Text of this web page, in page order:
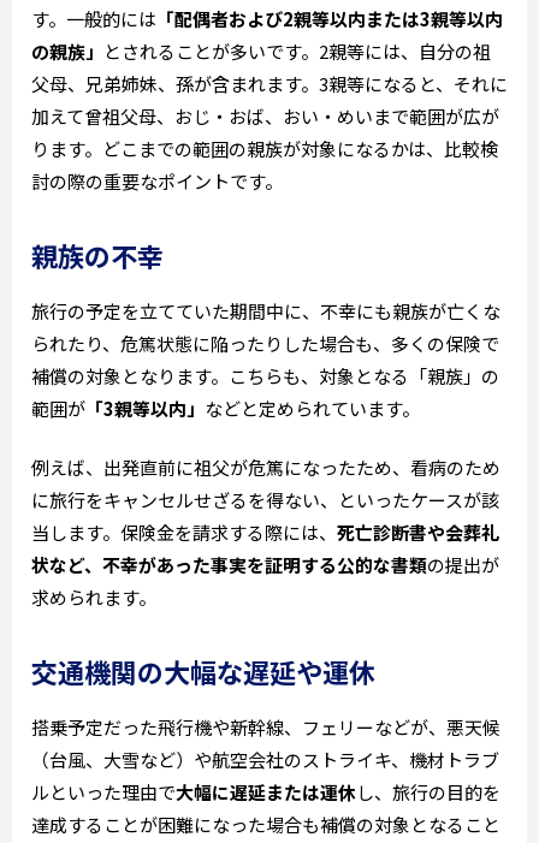
す。一般的には 「配偶者および2親等以内または3親等以内
の親族」 とされることが多いです。2親等には、自分の祖
父母、兄弟姉妹、孫が含まれます。3親等になると、それに
加えて曾祖父母、おじ・おば、おい・めいまで範囲が広が
ります。どこまでの範囲の親族が対象になるかは、比較検
討の際の重要なポイントです。
親族の不幸
旅行の予定を立てていた期間中に、不幸にも親族が亡くな
られたり、危篤状態に陥ったりした場合も、多くの保険で
補償の対象となります。こちらも、対象となる「親族」の
範囲が 「3親等以内」 などと定められています。
例えば、出発直前に祖父が危篤になったため、看病のため
に旅行をキャンセルせざるを得ない、といったケースが該
当します。保険金を請求する際には、 死亡診断書や会葬礼
状など、不幸があった事実を証明する公的な書類の提出が
求められます。
交通機関の大幅な遅延や運休
搭乗予定だった飛行機や新幹線、フェリーなどが、悪天候
（台風、大雪など）や航空会社のストライキ、機材トラブ
ルといった理由で大幅に遅延または運休し、旅行の目的を
達成することが困難になった場合も補償の対象となること